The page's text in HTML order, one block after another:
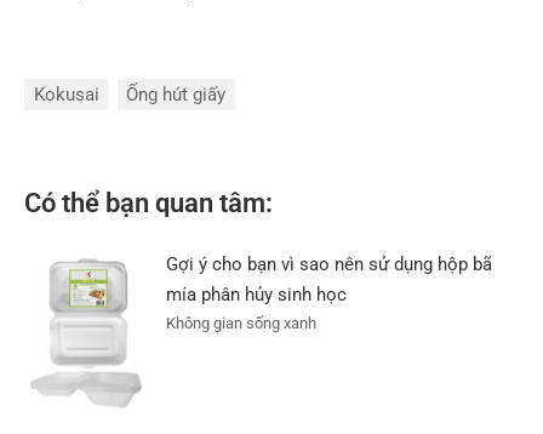
Kokusai Ống hút giấy
Có thể bạn quan tâm:
Gợi ý cho bạn vì sao nên sử dụng hộp bã
mía phân hủy sinh học
Không gian sống xanh